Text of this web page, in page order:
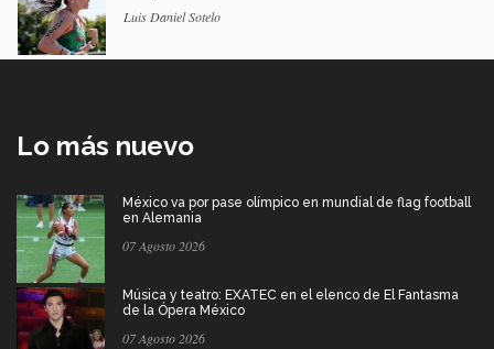
Luis Daniel Sotelo
Lo más nuevo
México va por pase olímpico en mundial de flag football
en Alemania
07 Agosto 2026
Música y teatro: EXATEC en el elenco de El Fantasma
de la Ópera México
07 Agosto 2026